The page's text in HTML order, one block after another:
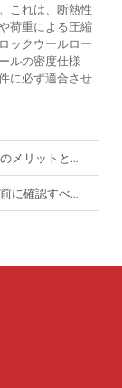
これは、断熱性
荷重による圧縮
ックウールロー
ルの密度仕様
に必ず適合させ
ットとは？
認すべきこと